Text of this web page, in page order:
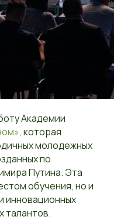
Академии
, которая
молодежных
по
Путина. Эта
обучения, но и
инновационных
талантов.